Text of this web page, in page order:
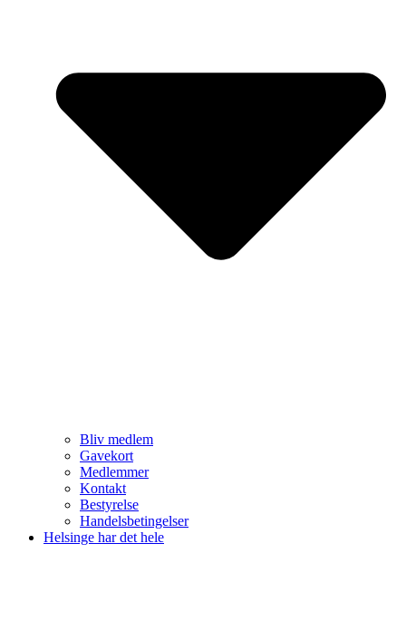
Bliv medlem
Gavekort
Medlemmer
Kontakt
Bestyrelse
Handelsbetingelser
Helsinge har det hele